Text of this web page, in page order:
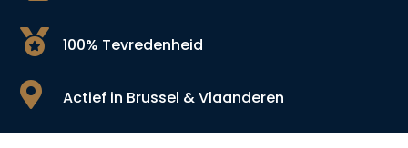
 100% Tevredenheid
 Actief in Brussel & Vlaanderen